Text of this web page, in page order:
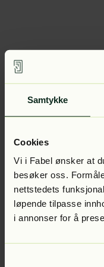
Samtykke
Cookies
Vi i Fabel ønsker at
besøker oss.
nettstedets
løpende tilpasse
i annonser for å